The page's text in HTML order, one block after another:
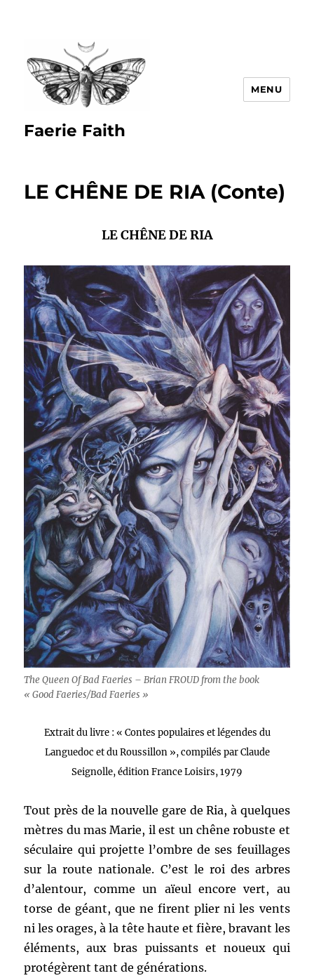
Faerie Faith
MENU
LE CHÊNE DE RIA (Conte)
LE CHÊNE DE RIA
The Queen Of Bad Faeries – Brian FROUD from the book
« Good Faeries/Bad Faeries »
Extrait du livre : « Contes populaires et légendes du
Languedoc et du Roussillon », compilés par Claude
Seignolle, édition France Loisirs, 1979
Tout près de la nouvelle gare de Ria, à quelques
mètres du mas Marie, il est un chêne robuste et
séculaire qui projette l’ombre de ses feuillages
sur la route nationale. C’est le roi des arbres
d’alentour, comme un aïeul encore vert, au
torse de géant, que ne firent plier ni les vents
ni les orages, à la tête haute et fière, bravant les
éléments, aux bras puissants et noueux qui
protégèrent tant de générations.